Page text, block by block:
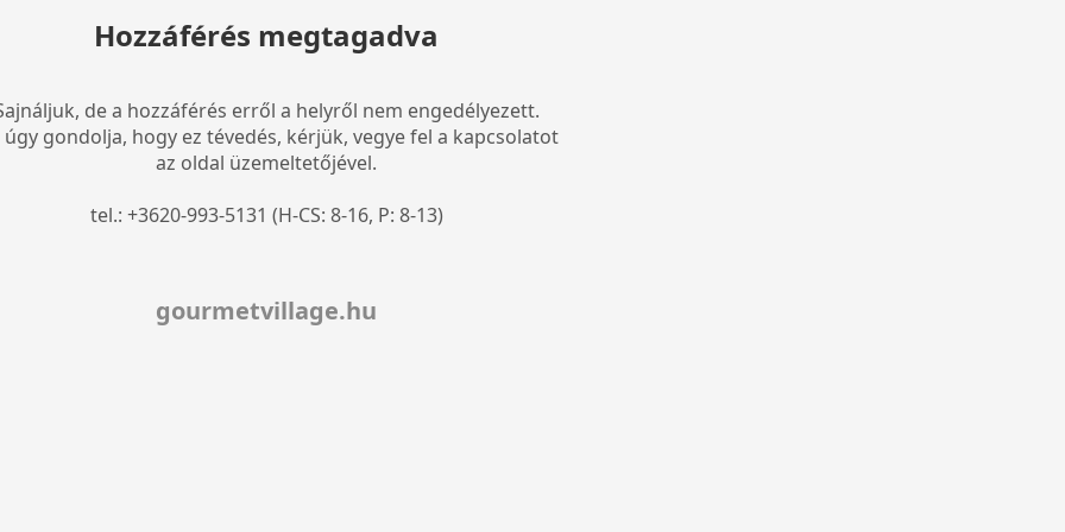
Hozzáférés megtagadva
de a hozzáférés erről a helyről nem engedélyezett.
úgy gondolja, hogy ez tévedés, kérjük, vegye fel a kapcsolatot
az oldal üzemeltetőjével.
tel.: +3620-993-5131 (H-CS: 8-16, P: 8-13)
gourmetvillage.hu